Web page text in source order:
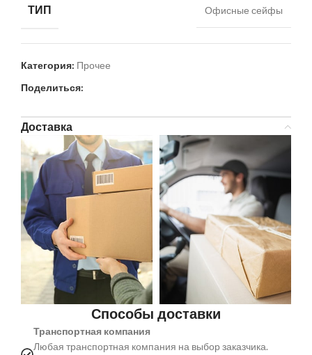
ТИП Офисные сейфы
Категория: Прочее
Поделиться:
Доставка
Способы доставки
Транспортная компания
Любая транспортная компания на выбор заказчика.